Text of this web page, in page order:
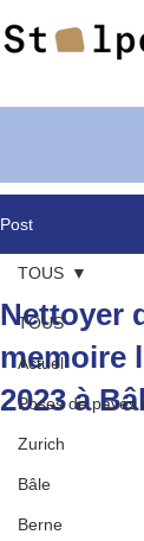
Post
TOUS
Actuel
Poses de pavés
Zurich
Bâle
Berne
TOUS
Nettoyer
memoire
2023 à